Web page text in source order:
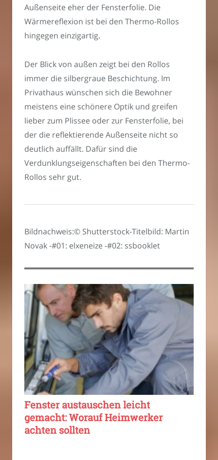
Außenseite eher der Fensterfolie. Die
Wärmereflexion ist bei den Thermo-Rollos
hingegen einzigartig.
Der Blick von außen zeigt bei den Rollos
immer die silbergraue Beschichtung. Im
Privathaus wünschen sich die Bewohner
meistens eine schönere Optik und greifen
lieber zum Plissee oder zur Fensterfolie, bei
der die reflektierende Außenseite nicht so
deutlich auffällt. Dafür sind die
Verdunklungseigenschaften bei den Thermo-
Rollos sehr gut.
Bildnachweis:© Shutterstock-Titelbild: Martin
Novak -#01: elxeneize -#02: ssbooklet
Fenster austauschen leicht
gemacht: Worauf Heimwerker
achten sollten